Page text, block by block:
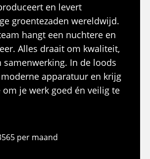
en levert
groentezaden wereldwijd.
hangt een nuchtere en
Alles draait om kwaliteit,
samenwerking. In de loods
apparatuur en krijg
je werk goed én veilig te
per maand